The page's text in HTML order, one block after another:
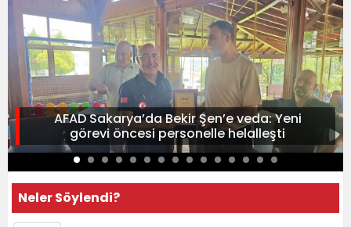
AFAD Sakarya’da Bekir Şen’e veda: Yeni
görevi öncesi personelle helalleşti
Neler Söylendi?